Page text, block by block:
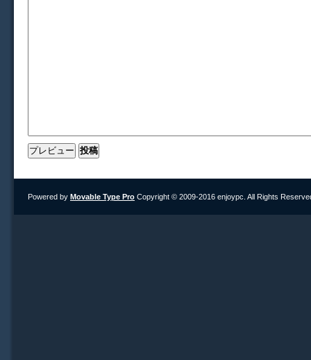
Powered by Movable Type Pro Copyright © 2009-2016 enjoypc. All Rights